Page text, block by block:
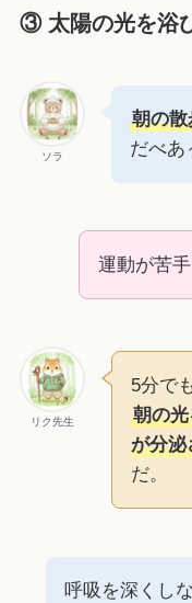
③ 太陽の光を浴
ソラ
朝の散
だべあ
運動が苦
リク先生
5分で
朝の
が分泌
だ。
呼吸を深くし